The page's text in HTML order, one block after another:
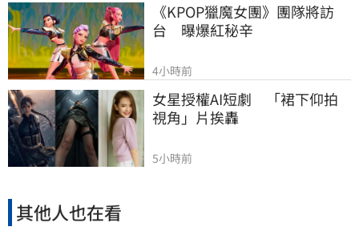
《KPOP獵魔女團》團隊將訪
台　曝爆紅秘辛
4小時前
女星授權AI短劇　「裙下仰拍
視角」片挨轟
5小時前
其他人也在看